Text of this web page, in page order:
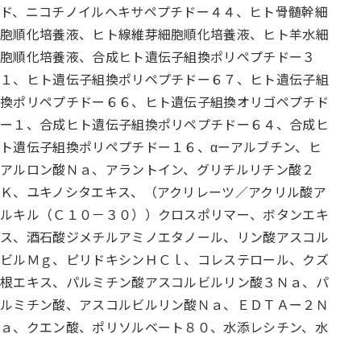
ド、ニコチノイルヘキサペプチドー４４、ヒト骨髄幹細
胞順化培養液、ヒト線維芽細胞順化培養液、ヒト羊水細
胞順化培養液、合成ヒト遺伝子組換ポリペプチドー３
１、ヒト遺伝子組換ポリペプチドー６７、ヒト遺伝子組
換ポリペプチドー６６、ヒト遺伝子組換オリゴペプチド
ー１、合成ヒト遺伝子組換ポリペプチドー６４、合成ヒ
ト遺伝子組換ポリペプチドー１６、αーアルブチン、ヒ
アルロン酸Ｎａ、アラントイン、グリチルリチン酸２
Ｋ、ユキノシタエキス、（アクリレーツ／アクリル酸ア
ルキル（Ｃ１０－３０））クロスポリマー、ボタンエキ
ス、酒石酸ジメチルアミノエタノール、リン酸アスコル
ビルＭｇ、ピリドキシンＨＣｌ、コレステロール、クズ
根エキス、パルミチン酸アスコルビルリン酸３Ｎａ、パ
ルミチン酸、アスコルビルリン酸Ｎａ、ＥＤＴＡー２Ｎ
ａ、クエン酸、ポリソルベート８０、水添レシチン、水